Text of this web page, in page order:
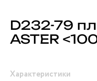
D232-79
ASTER
Характеристики